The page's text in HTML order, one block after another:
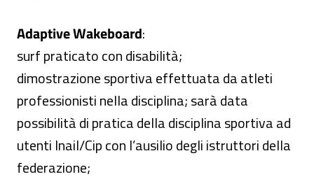
Adaptive Wakeboard:
surf praticato con disabilità;
dimostrazione sportiva effettuata da atleti
professionisti nella disciplina; sarà data
possibilità di pratica della disciplina sportiva ad
utenti Inail/Cip con l’ausilio degli istruttori della
federazione;